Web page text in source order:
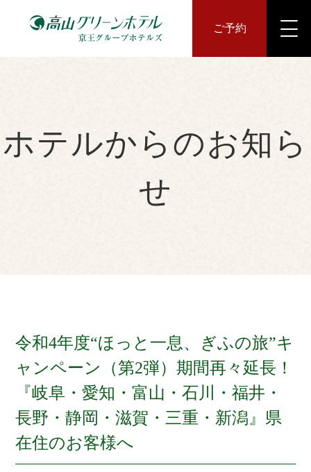
ご予約
ホテルからのお知ら
せ
令和4年度“ほっと一息、ぎふの旅”キ
ャンペーン（第2弾）期間再々延長！
『岐阜・愛知・富山・石川・福井・
長野・静岡・滋賀・三重・新潟』県
在住のお客様へ